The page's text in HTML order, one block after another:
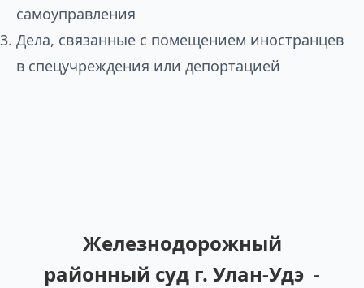
самоуправления
Дела, связанные с помещением иностранцев
в спецучреждения или депортацией
Железнодорожный
районный суд г. Улан-Удэ -